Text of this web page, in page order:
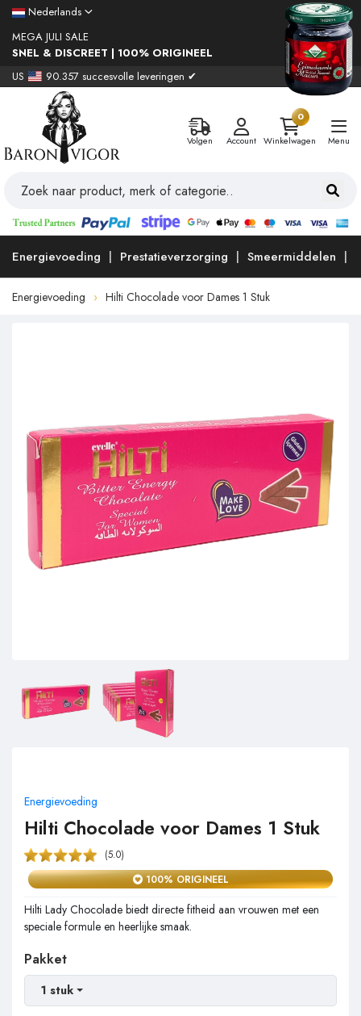
Nederlands
MEGA JULI SALE
SNEL & DISCREET | 100% ORIGINEEL
US
90.357 succesvolle leveringen ✔
Volgen Account
0
Winkelwagen
Menu
Energievoeding Prestatieverzorging Smeermiddelen
Energievoeding Hilti Chocolade voor Dames 1 Stuk
Energievoeding
Hilti Chocolade voor Dames 1 Stuk
(5.0)
100% ORIGINEEL
Hilti Lady Chocolade biedt directe fitheid aan vrouwen met een
speciale formule en heerlijke smaak.
Pakket
1 stuk